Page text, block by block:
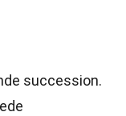
succession.